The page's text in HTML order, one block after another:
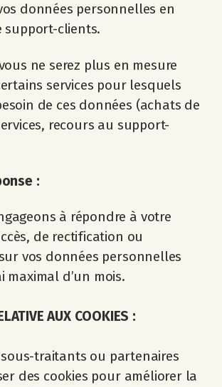
données personnelles en
clients.
ne serez plus en mesure
services pour lesquels
de ces données (achats de
recours au support-
:
à répondre à votre
de rectification ou
vos données personnelles
maximal d’un mois.
AUX COOKIES :
sous-traitants ou partenaires
des cookies pour améliorer la